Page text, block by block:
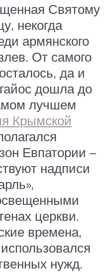
Святому
некогда
армянского
От самого
да и
дошла до
лучшем
Крымской
Евпатории –
надписи
церкви.
времена,
нужд.